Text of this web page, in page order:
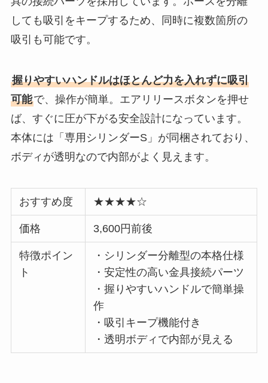
しても吸引をキープするため、同時に複数箇所の
吸引も可能です。
握りやすいハンドルはほとんど力を入れずに吸引
可能で、操作が簡単。エアリリースボタンを押せ
ば、すぐに圧が下がる安全設計になっています。
本体には「専用シリンダーS」が同梱されており、
ボディが透明なので内部がよく見えます。
おすすめ度 ★★★★☆
価格 3,600円前後
特徴ポイン
ト
・シリンダー分離型の本格仕様
・安定性の高い金具接続パーツ
・握りやすいハンドルで簡単操
作
・吸引キープ機能付き
・透明ボディで内部が見える